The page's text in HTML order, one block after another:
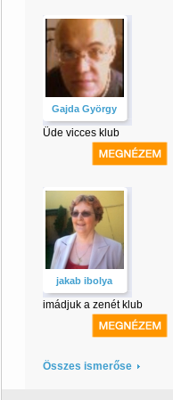
Gajda György
Üde vicces klub
jakab ibolya
imádjuk a zenét klub
Összes ismerőse